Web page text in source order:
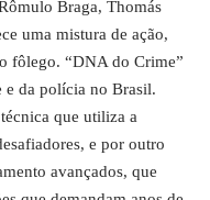
Braga, Thomás
uma mistura de ação,
fôlego. “DNA do Crime”
e da polícia no Brasil.
que utiliza a
e por outro
avançados, que